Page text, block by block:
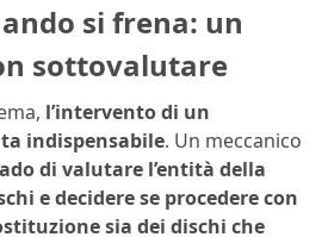
si frena: un
sottovalutare
l’intervento di un
indispensabile. Un meccanico
di valutare l’entità della
e decidere se procedere con
sia dei dischi che